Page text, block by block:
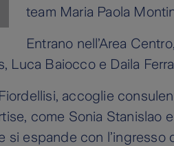
team Maria Paola
Entrano nell’Area
Luca Baiocco e Daila
accoglie
come Sonia Stanislao
si espande con l’ingresso